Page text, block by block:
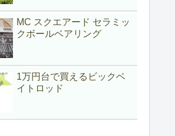
MC スクエアード セラミッ
クボールベアリング
1万円台で買えるビックベ
イトロッド